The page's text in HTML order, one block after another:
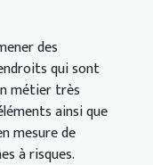
des
qui sont
métier très
ainsi que
mesure de
à risques.